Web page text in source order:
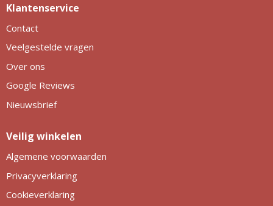
Klantenservice
Contact
Veelgestelde vragen
Over ons
Google Reviews
Nieuwsbrief
Veilig winkelen
Algemene voorwaarden
Privacyverklaring
Cookieverklaring